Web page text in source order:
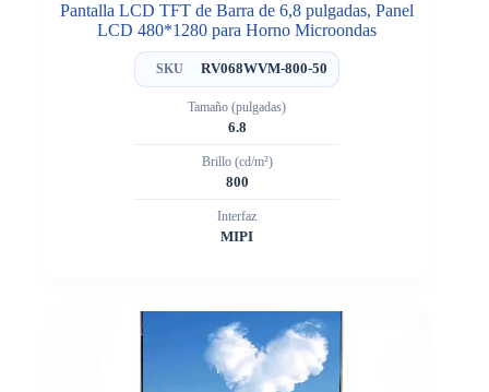
Pantalla LCD TFT de Barra de 6,8 pulgadas, Panel
LCD 480*1280 para Horno Microondas
SKU RV068WVM-800-50
Tamaño (pulgadas)
6.8
Brillo (cd/m²)
800
Interfaz
MIPI